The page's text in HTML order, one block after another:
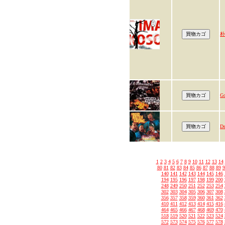
1 2 3 4 5 6 7 8 9 10 11 12 13 14
80 81 82 83 84 85 86 87 88 89
140 141 142 143 144 145 146
194 195 196 197 198 199 200
248 249 250 251 252 253 254
302 303 304 305 306 307 308
356 357 358 359 360 361 362
410 411 412 413 414 415 416
464 465 466 467 468 469 470
518 519 520 521 522 523 524
572 573 574 575 576 577 578